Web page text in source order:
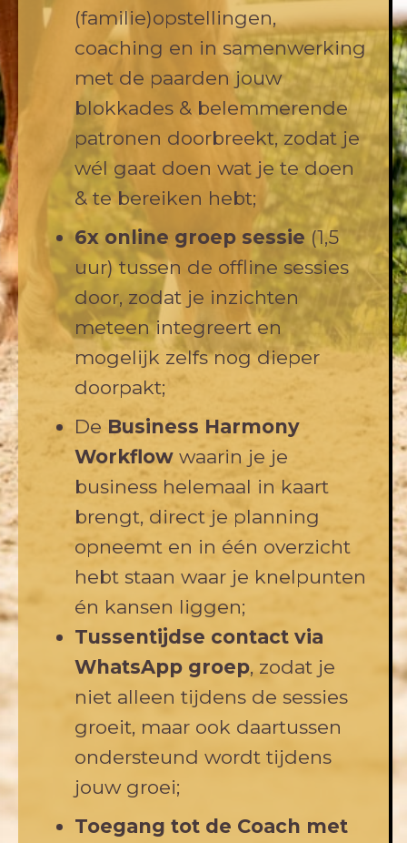
(familie)opstellingen,
coaching en in samenwerking
met de paarden jouw
blokkades & belemmerende
patronen doorbreekt, zodat je
wél gaat doen wat je te doen
& te bereiken hebt;
6x online groep sessie (1,5
uur) tussen de offline sessies
door, zodat je inzichten
meteen integreert en
mogelijk zelfs nog dieper
doorpakt;
De Business Harmony
Workflow waarin je je
business helemaal in kaart
brengt, direct je planning
opneemt en in één overzicht
hebt staan waar je knelpunten
én kansen liggen;
Tussentijdse contact via
WhatsApp groep, zodat je
niet alleen tijdens de sessies
groeit, maar ook daartussen
ondersteund wordt tijdens
jouw groei;
Toegang tot de Coach met